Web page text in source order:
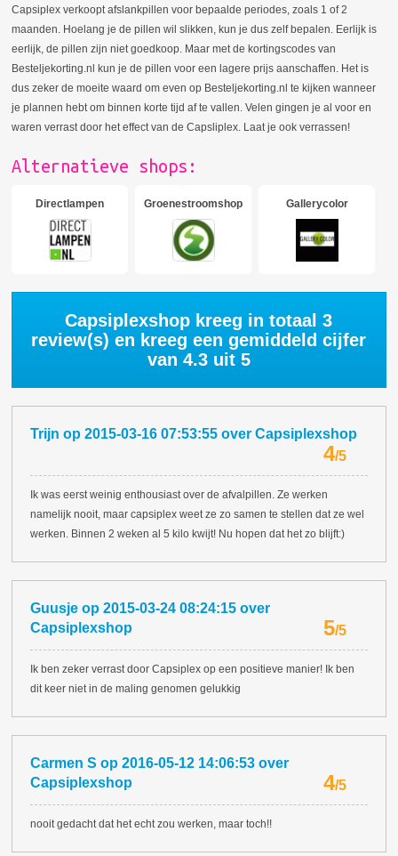
Capsiplex verkoopt afslankpillen voor bepaalde periodes, zoals 1 of 2
maanden. Hoelang je de pillen wil slikken, kun je dus zelf bepalen. Eerlijk is
eerlijk, de pillen zijn niet goedkoop. Maar met de kortingscodes van
Besteljekorting.nl kun je de pillen voor een lagere prijs aanschaffen. Het is
dus zeker de moeite waard om even op Besteljekorting.nl te kijken wanneer
je plannen hebt om binnen korte tijd af te vallen. Velen gingen je al voor en
waren verrast door het effect van de Capsliplex. Laat je ook verrassen!
Alternatieve shops:
Directlampen Groenestroomshop Gallerycolor
Capsiplexshop kreeg in totaal3
review(s) en kreeg een gemiddeld cijfer
van 4.3 uit 5
Trijn op2015-03-16 07:53:55 overCapsiplexshop
4/5
Ik was eerst weinig enthousiast over de afvalpillen. Ze werken
namelijk nooit, maar capsiplex weet ze zo samen te stellen dat ze wel
werken. Binnen 2 weken al 5 kilo kwijt! Nu hopen dat het zo blijft:)
Guusje op2015-03-24 08:24:15 over
Capsiplexshop
5/5
Ik ben zeker verrast door Capsiplex op een positieve manier! Ik ben
dit keer niet in de maling genomen gelukkig
Carmen S op2016-05-12 14:06:53 over
Capsiplexshop
4/5
nooit gedacht dat het echt zou werken, maar toch!!